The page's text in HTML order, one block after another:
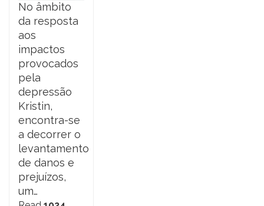
No âmbito
da resposta
aos
impactos
provocados
pela
depressão
Kristin,
encontra-se
a decorrer o
levantamento
de danos e
prejuízos,
um…